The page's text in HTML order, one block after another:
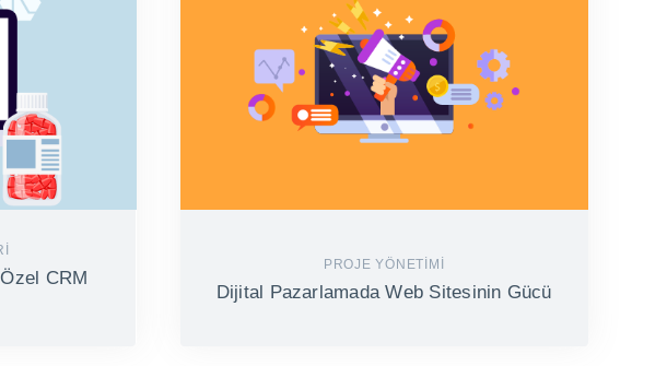
CRM
PROJE YÖNETIMI
Dijital Pazarlamada Web Sitesinin Gücü